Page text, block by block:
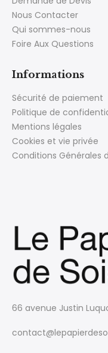
Nous Contacter
Qui sommes-nous
Foire Aux Questions
Informations
Sécurité de paiement
Politique de
Mentions légales
Cookies et vie privée
Conditions Générales
66 avenue Justin